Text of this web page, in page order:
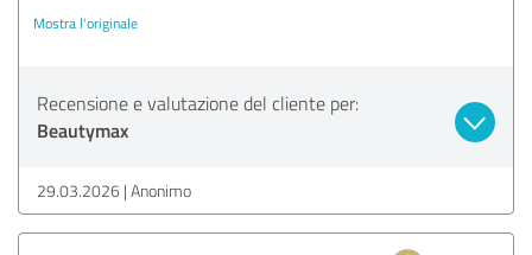
Mostra l'originale
Recensione e valutazione del cliente per:
Beautymax
29.03.2026 Anonimo